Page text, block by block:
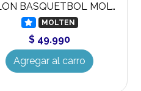
BALON BASQUETBOL MOLTEN BG3200
MOLTEN
$ 49.990
Agregar al carro